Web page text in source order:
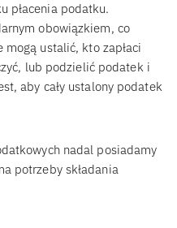
płacenia podatku.
obowiązkiem, co
mogą ustalić, kto zapłaci
lub podzielić podatek i
aby cały ustalony podatek
nadal posiadamy
potrzeby składania